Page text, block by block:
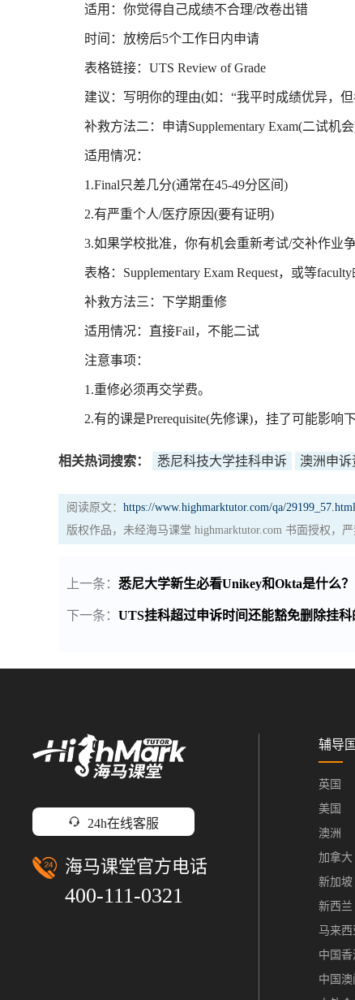
适用：你觉得自己成绩不合理/改卷出错
时间：放榜后5个工作日内申请
表格链接：UTS Review of Grade
建议：写明你的理由(如：“我平时成绩优异，但
补救方法二：申请Supplementary Exam(二试机
适用情况：
1.Final只差几分(通常在45-49分区间)
2.有严重个人/医疗原因(要有证明)
3.如果学校批准，你有机会重新考试/交补作业
表格：Supplementary Exam Request，或等
补救方法三：下学期重修
适用情况：直接Fail，不能二试
注意事项：
1.重修必须再交学费。
2.有的课是Prerequisite(先修课)，挂了可能影响下
相关热词搜索： 悉尼科技大学挂科申诉 澳洲申诉
阅读原文： https://www.highmarktutor.com/qa/29199_57.html
版权作品，未经海马课堂 highmarktutor.com 书面授权，
上一条： 悉尼大学新生必看Unikey和Okta是什么？
下一条： UTS挂科超过申诉时间还能豁免删除挂科
24h在线客服
海马课堂官方电话
400-111-0321
辅导
英国
美国
澳洲
加拿大
新加坡
新西兰
马来西
中国香
中国澳